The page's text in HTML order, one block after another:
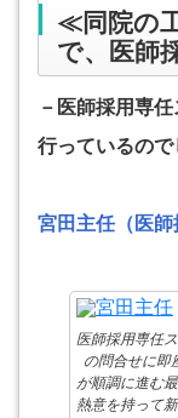
≪同院の
で、医師
－医師採用専
行っているので
宮田主任（医師
医師採用専任
の問合せに即
が順調に進む
熱意を持って